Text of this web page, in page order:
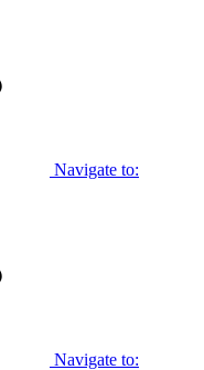
Navigate to:
Navigate to: